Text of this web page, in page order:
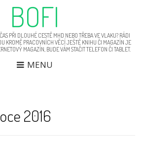
BOFI
PŘI DLOUHÉ CESTĚ MHD NEBO TŘEBA VE VLAKU? RÁDI
KROMĚ PRACOVNÍCH VĚCÍ JEŠTĚ KNIHU ČI MAGAZÍN JE
MAGAZÍN, BUDE VÁM STAČIT TELEFON ČI TABLET.
MENU
2016